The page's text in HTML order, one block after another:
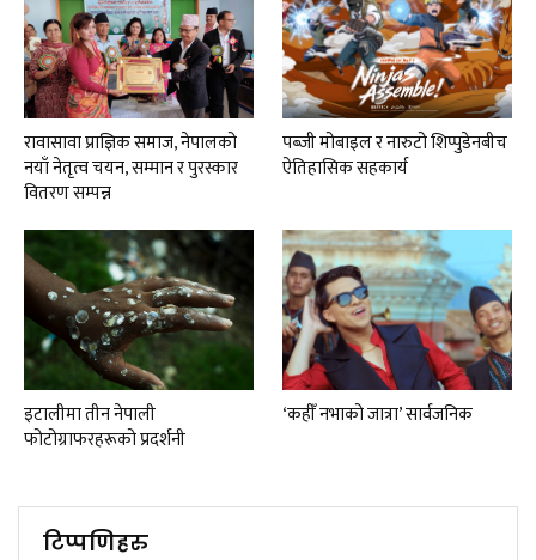
रावासावा प्राज्ञिक समाज, नेपालको
नयाँ नेतृत्व चयन, सम्मान र पुरस्कार
वितरण सम्पन्न
पब्जी मोबाइल र नारुटो शिप्पुडेनबीच
ऐतिहासिक सहकार्य
इटालीमा तीन नेपाली
फोटोग्राफरहरूको प्रदर्शनी
‘कहीँ नभाको जात्रा’ सार्वजनिक
टिप्पणिहरु